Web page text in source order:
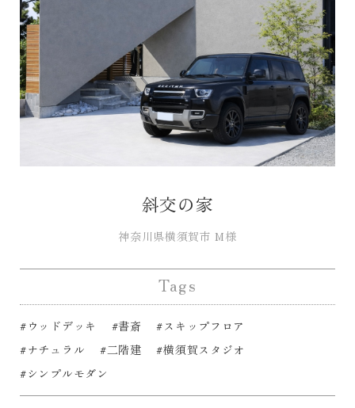
斜交の家
神奈川県横須賀市 M様
Tags
#ウッドデッキ #書斎
#スキップフロア
#ナチュラル
#二階建
#横須賀スタジオ
#シンプルモダン